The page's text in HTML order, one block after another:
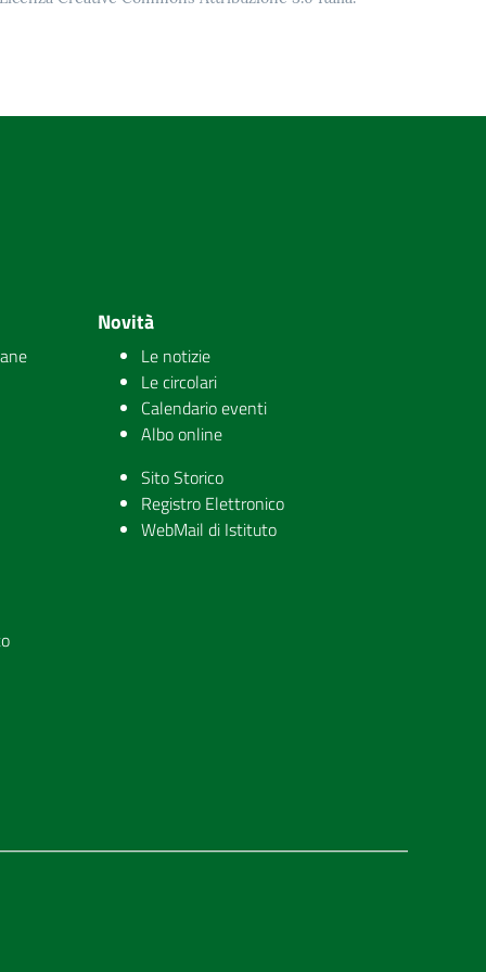
Novità
Le notizie
Le circolari
Calendario eventi
Albo online
Sito Storico
Registro Elettronico
WebMail di Istituto